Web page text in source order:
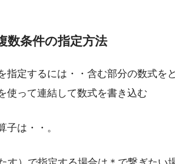
数条件の指定方法
指定するには・・含む部分の数式を
使って連結して数式を書き込む
子は・・。